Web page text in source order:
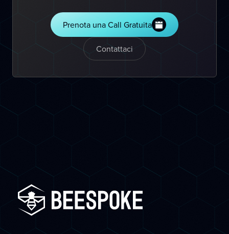
Prenota una Call Gratuita
Contattaci